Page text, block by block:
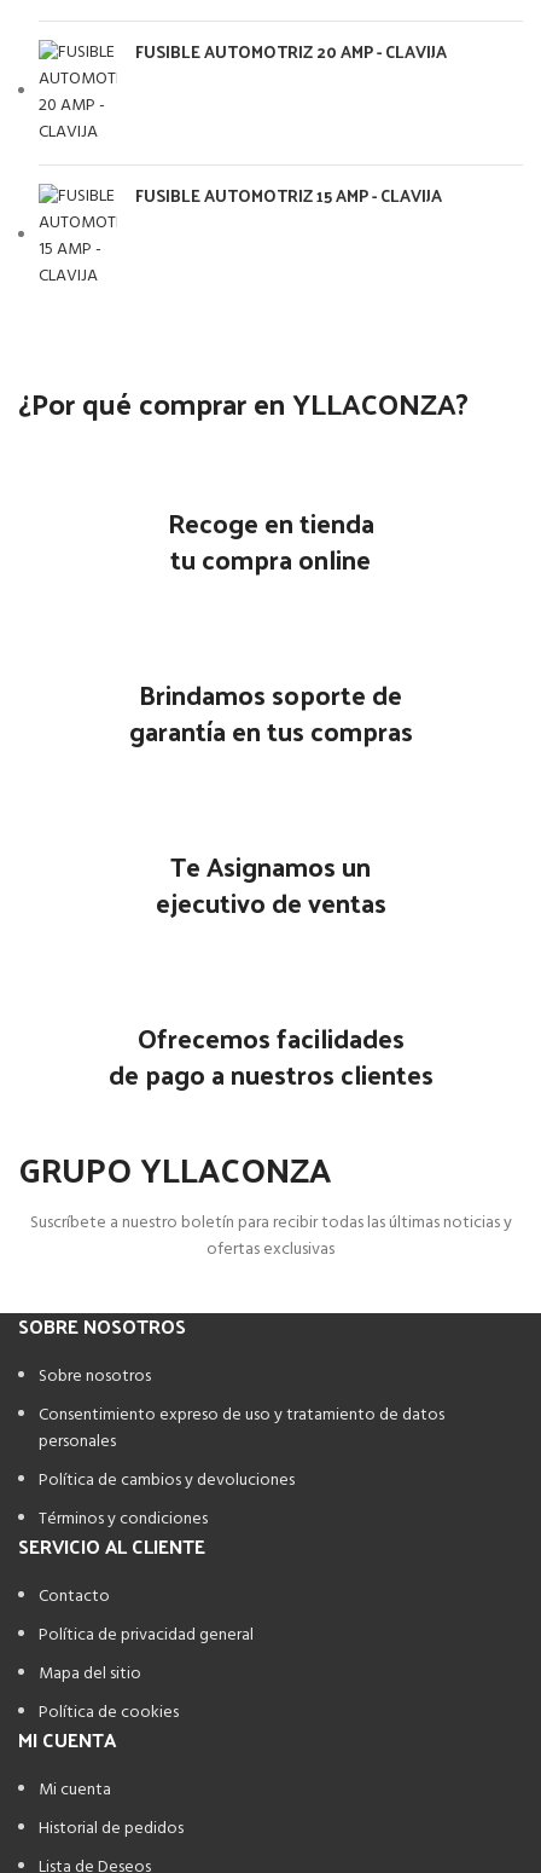
FUSIBLE AUTOMOTRIZ 20 AMP - CLAVIJA
FUSIBLE AUTOMOTRIZ 15 AMP - CLAVIJA
¿Por qué comprar en YLLACONZA?
Recoge en tienda
tu compra online
Brindamos soporte de
garantía en tus compras
Te Asignamos un
ejecutivo de ventas
Ofrecemos facilidades
de pago a nuestros clientes
GRUPO YLLACONZA
Suscríbete a nuestro boletín para recibir todas las últimas noticias y
ofertas exclusivas
SOBRE NOSOTROS
Sobre nosotros
Consentimiento expreso de uso y tratamiento de datos
personales
Política de cambios y devoluciones
Términos y condiciones
SERVICIO AL CLIENTE
Contacto
Política de privacidad general
Mapa del sitio
Política de cookies
MI CUENTA
Mi cuenta
Historial de pedidos
Lista de Deseos